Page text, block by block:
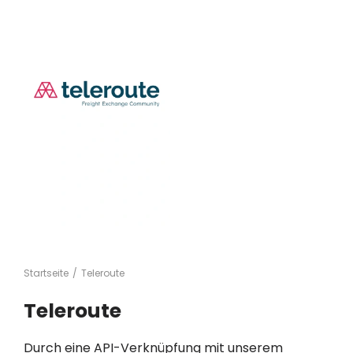
Startseite / Teleroute
Teleroute
Durch eine API-Verknüpfung mit unserem